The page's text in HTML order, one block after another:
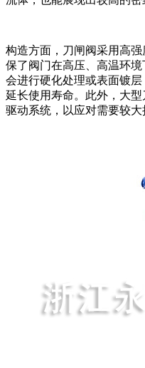
构造方面，刀闸阀采用高
保了阀门在高压、高温环
会进行硬化处理或表面镀
延长使用寿命。此外，大
驱动系统，以应对需要较大